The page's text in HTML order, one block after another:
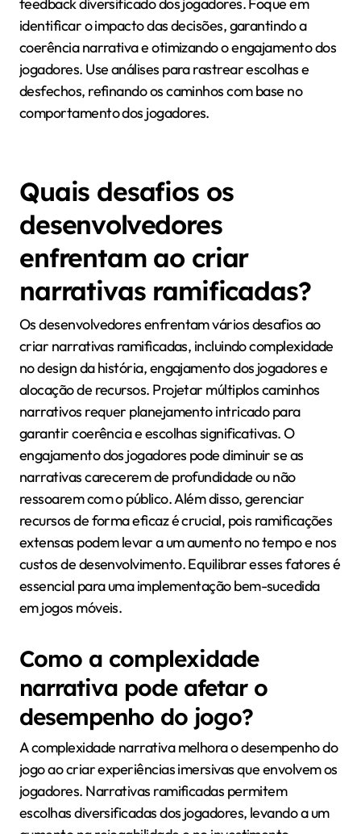
Quais são as melhores
práticas para testar caminhos
narrativos ramificados?
identificar o impacto das decisões, garantindo a
coerência narrativa e otimizando o engajamento dos
jogadores. Use análises para rastrear escolhas e
desfechos, refinando os caminhos com base no
comportamento dos jogadores.
Quais desafios os
desenvolvedores
enfrentam ao criar
Os desenvolvedores enfrentam vários desafios ao
criar narrativas ramificadas, incluindo complexidade
no design da história, engajamento dos jogadores e
alocação de recursos. Projetar múltiplos caminhos
narrativos requer planejamento intricado para
garantir coerência e escolhas significativas. O
engajamento dos jogadores pode diminuir se as
narrativas carecerem de profundidade ou não